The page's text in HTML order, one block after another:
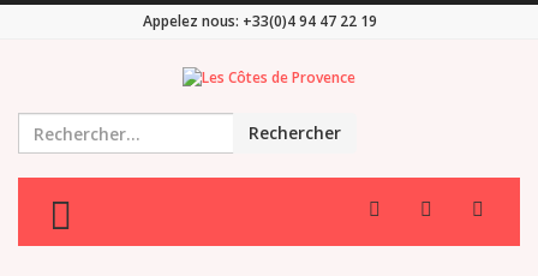
Appelez nous: +33(0)4 94 47 22 19
Rechercher
TOGGLE MENU